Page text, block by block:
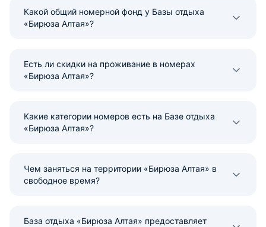
Какой общий номерной фонд у Базы отдыха
«Бирюза Алтая»?
Есть ли скидки на проживание в номерах
«Бирюза Алтая»?
Какие категории номеров есть на Базе отдыха
«Бирюза Алтая»?
Чем заняться на территории «Бирюза Алтая» в
свободное время?
База отдыха «Бирюза Алтая» предоставляет